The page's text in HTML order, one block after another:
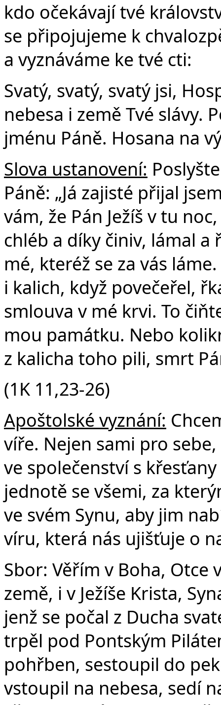
kdo očekávají tvé
se připojujeme k
a vyznáváme ke tvé cti:
Svatý, svatý, svatý jsi,
nebesa i země Tvé slávy.
jménu Páně. Hosana na
Slova ustanovení:
Páně: „Já zajisté přijal
vám, že Pán Ježíš v tu
chléb a díky činiv, lámal a
mé, kteréž se za vás
i kalich, když povečeřel,
smlouva v mé krvi. To
mou památku. Nebo
z kalicha toho pili, smrt
(1K 11,23-26)
Apoštolské vyznání:
víře. Nejen sami pro
ve společenství s
jednotě se všemi, za
ve svém Synu, aby jim
víru, která nás ujišťuje o
Sbor: Věřím v Boha,
země, i v Ježíše Krista,
jenž se počal z Ducha
trpěl pod Pontským
pohřben, sestoupil do
vstoupil na nebesa, sedí